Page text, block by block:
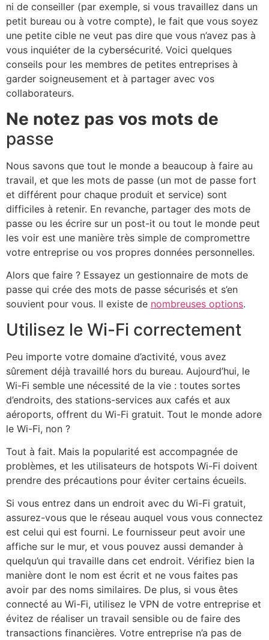
ni de conseiller (par exemple, si vous travaillez dans un
petit bureau ou à votre compte), le fait que vous soyez
une petite cible ne veut pas dire que vous n’avez pas à
vous inquiéter de la cybersécurité. Voici quelques
conseils pour les membres de petites entreprises à
garder soigneusement et à partager avec vos
collaborateurs.
Ne notez pas vos mots de
passe
Nous savons que tout le monde a beaucoup à faire au
travail, et que les mots de passe (un mot de passe fort
et différent pour chaque produit et service) sont
difficiles à retenir. En revanche, partager des mots de
passe ou les écrire sur un post-it ou tout le monde peut
les voir est une manière très simple de compromettre
votre entreprise ou vos propres données personnelles.
Alors que faire ? Essayez un gestionnaire de mots de
passe qui crée des mots de passe sécurisés et s’en
souvient pour vous. Il existe de nombreuses options.
Utilisez le Wi-Fi correctement
Peu importe votre domaine d’activité, vous avez
sûrement déjà travaillé hors du bureau. Aujourd’hui, le
Wi-Fi semble une nécessité de la vie : toutes sortes
d’endroits, des stations-services aux cafés et aux
aéroports, offrent du Wi-Fi gratuit. Tout le monde adore
le Wi-Fi, non ?
Tout à fait. Mais la popularité est accompagnée de
problèmes, et les utilisateurs de hotspots Wi-Fi doivent
prendre des précautions pour éviter certains écueils.
Si vous entrez dans un endroit avec du Wi-Fi gratuit,
assurez-vous que le réseau auquel vous vous connectez
est celui qui est fourni. Le fournisseur peut avoir une
affiche sur le mur, et vous pouvez aussi demander à
quelqu’un qui travaille dans cet endroit. Vérifiez bien la
manière dont le nom est écrit et ne vous faites pas
avoir par des noms similaires. De plus, si vous êtes
connecté au Wi-Fi, utilisez le VPN de votre entreprise et
évitez de réaliser un travail sensible ou de faire des
transactions financières. Votre entreprise n’a pas de